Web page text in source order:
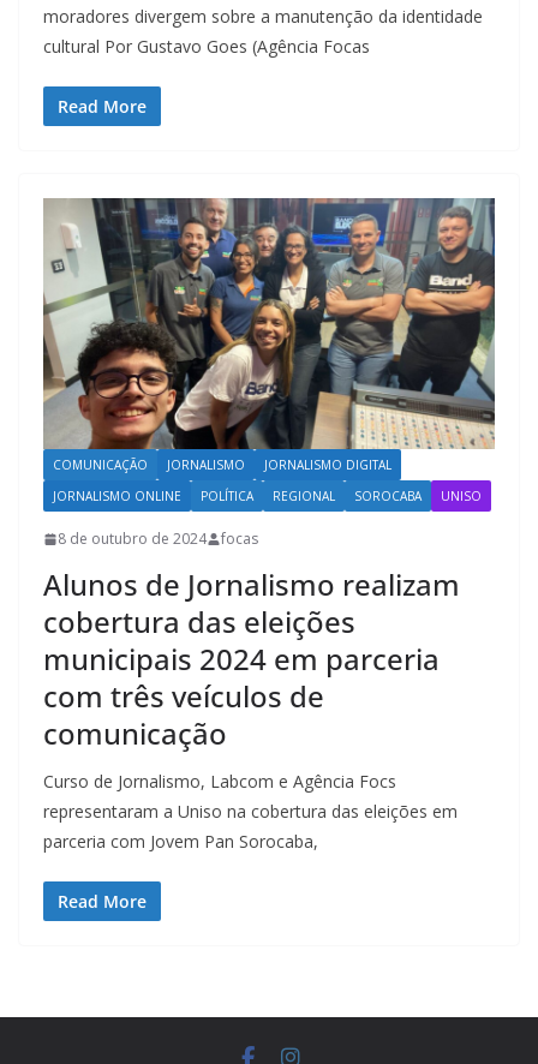
moradores divergem sobre a manutenção da identidade
cultural Por Gustavo Goes (Agência Focas
Read More
COMUNICAÇÃO JORNALISMO
JORNALISMO DIGITAL
JORNALISMO ONLINE
POLÍTICA REGIONAL SOROCABA UNISO
8 de outubro de 2024 focas
Alunos de Jornalismo realizam
cobertura das eleições
municipais 2024 em parceria
com três veículos de
comunicação
Curso de Jornalismo, Labcom e Agência Focs
representaram a Uniso na cobertura das eleições em
parceria com Jovem Pan Sorocaba,
Read More